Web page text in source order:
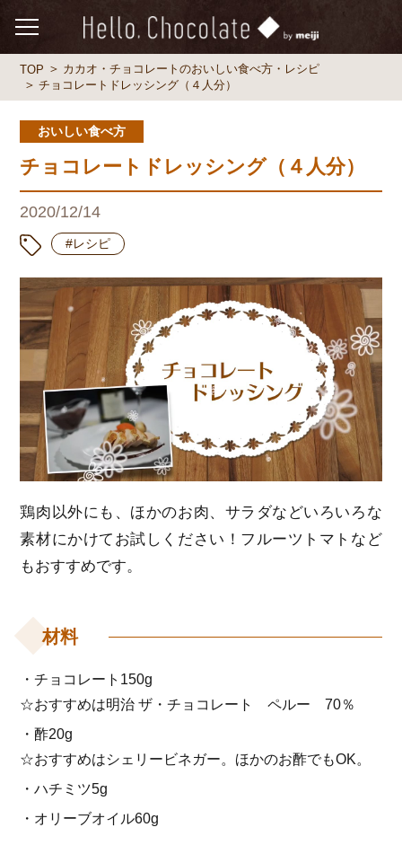
TOP
カカオ・チョコレートのおいしい食べ方・レシピ
チョコレートドレッシング（４人分）
おいしい食べ方
チョコレートドレッシング（４人分）
2020/12/14
#レシピ
鶏肉以外にも、ほかのお肉、サラダなどいろいろな
素材にかけてお試しください！フルーツトマトなど
もおすすめです。
材料
・チョコレート150g
☆おすすめは明治 ザ・チョコレート ペルー 70％
・酢20g
☆おすすめはシェリービネガー。ほかのお酢でもOK。
・ハチミツ5g
・オリーブオイル60g